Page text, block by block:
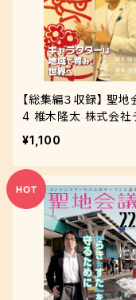
【総集編３収録】 聖地
4 椎木隆太 株式会社
ー・エル・イー 代表取
EO & Founder「キャラ
ーは地域で育み、世界
¥1,100